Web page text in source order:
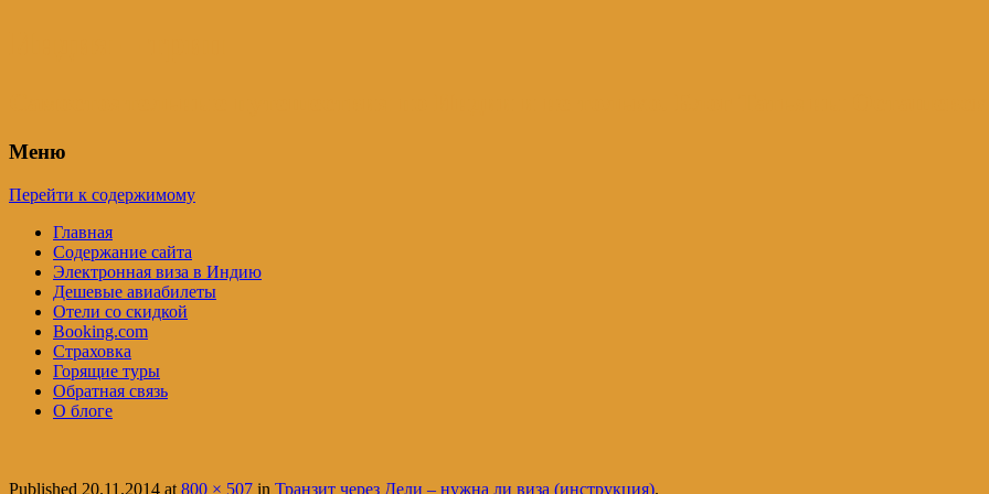
Меню
Перейти к содержимому
Главная
Содержание сайта
Электронная виза в Индию
Дешевые авиабилеты
Отели со скидкой
Booking.com
Страховка
Горящие туры
Обратная связь
О блоге
Published 20.11.2014 at800 × 507 in Транзит через Дели – нужна ли виза (инструкция).